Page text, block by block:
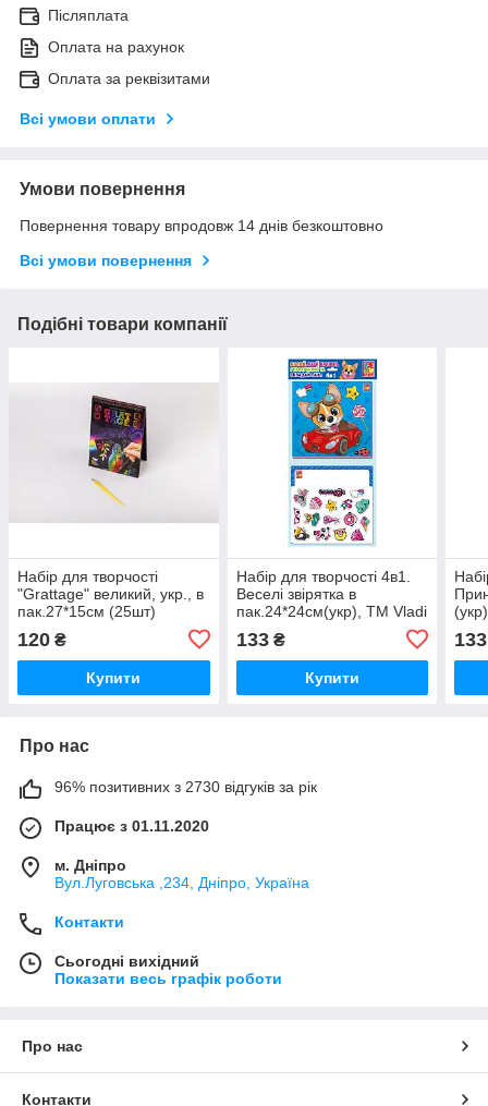
Післяплата
Оплата на рахунок
Оплата за реквізитами
Всі умови оплати
Умови повернення
Повернення товару впродовж 14 днів безкоштовно
Всі умови повернення
Подібні товари компанії
Набір для творчості
"Grattage" великий, укр., в
пак.27*15см (25шт)
120 ₴
Купити
Набір для творчості 4в1.
Веселі звірятка в
пак.24*24см(укр), ТМ Vladi
133₴
Купити
133
Про нас
96% позитивних з 2730 відгуків за рік
Працює з 01.11.2020
м. Дніпро
Вул.Луговська ,234, Дніпро, Україна
Контакти
Сьогодні вихідний
Показати весь графік роботи
Про нас
Контакти